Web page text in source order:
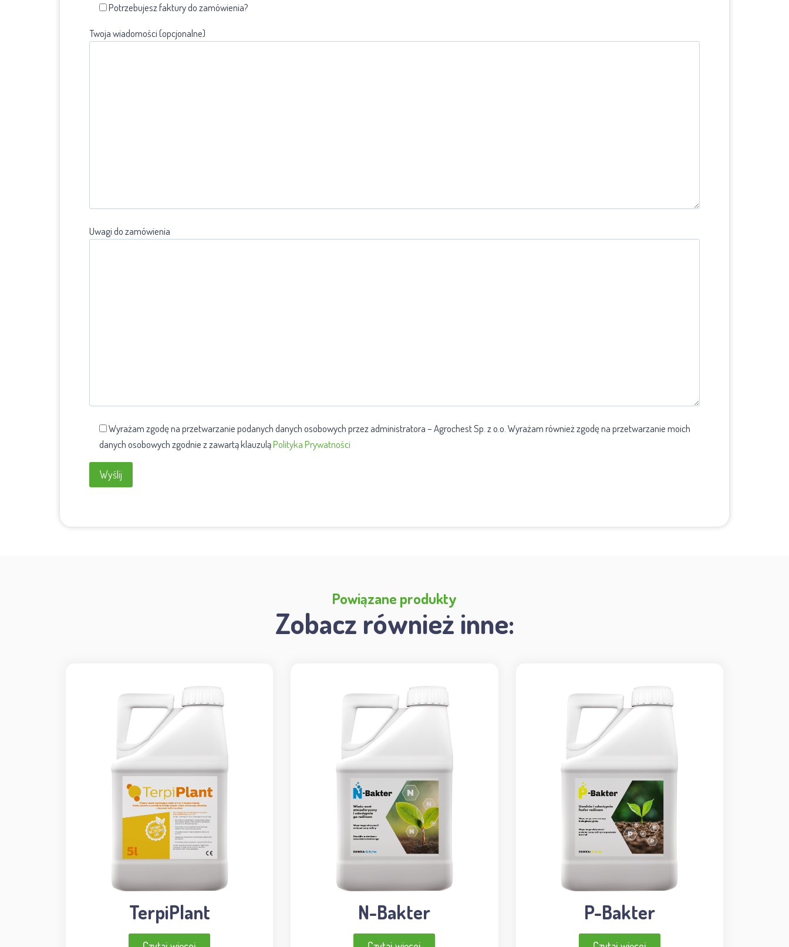
Potrzebujesz faktury do zamówienia?
Twoja wiadomości (opcjonalne)
Uwagi do zamówienia
Wyrażam zgodę na przetwarzanie podanych danych osobowych przez administratora – Agrochest Sp. z o.o. Wyrażam również zgodę na przetwarzanie moich
danych osobowych zgodnie z zawartą klauzuląPolityka Prywatności
Powiązane produkty
Zobacz również inne:
TerpiPlant N-Bakter P-Bakter